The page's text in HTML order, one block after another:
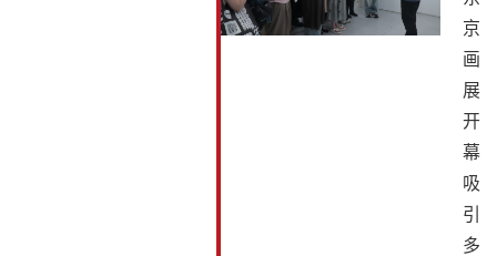
京
画
展
开
幕
吸
引
多